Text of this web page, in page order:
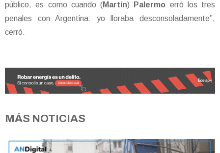
público, es como cuando (Martín) Palermo erró los tres
penales con Argentina: yo lloraba desconsoladamente”,
cerró.
MÁS NOTICIAS